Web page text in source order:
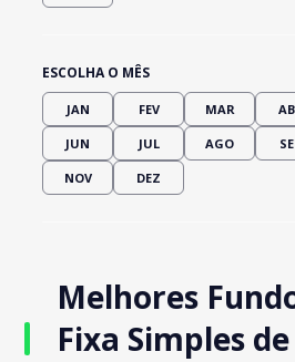
ESCOLHA O MÊS
JAN FEV MAR
JUN JUL AGO
NOV DEZ
Melhores
Fixa Simples